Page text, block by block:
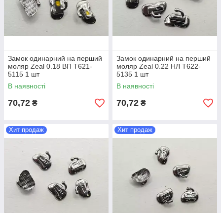
Замок одинарний на перший
моляр Zeal 0.18 ВП T621-
5115 1 шт
В наявності
70,72 ₴
Замок одинарний на перший
моляр Zeal 0.22 НЛ T622-
5135 1 шт
В наявності
70,72 ₴
Хит продаж Хит продаж